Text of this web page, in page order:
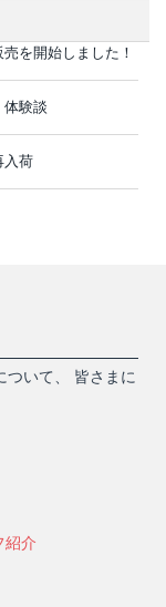
を開始しました！
体験談
入荷
ついて、 皆さまに
紹介